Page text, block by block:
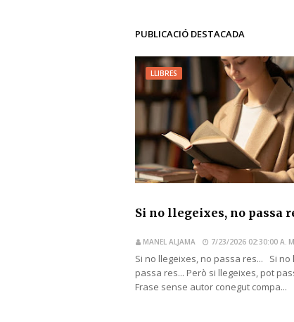
PUBLICACIÓ DESTACADA
LLIBRES
Si no llegeixes, no passa
MANEL ALJAMA 7/23/2026 02:30:00 A.
Si no llegeixes, no passa res... Si no
passa res... Però si llegeixes, pot
Frase sense autor conegut compa...